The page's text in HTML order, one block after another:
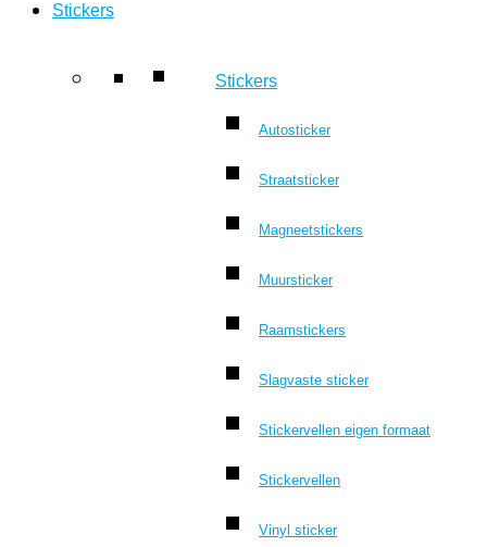
Stickers
Stickers
Autosticker
Straatsticker
Magneetstickers
Muursticker
Raamstickers
Slagvaste sticker
Stickervellen eigen formaat
Stickervellen
Vinyl sticker